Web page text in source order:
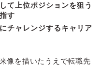
て上位ポジションを狙う
す
チャレンジするキャリア
像を描いたうえで転職先